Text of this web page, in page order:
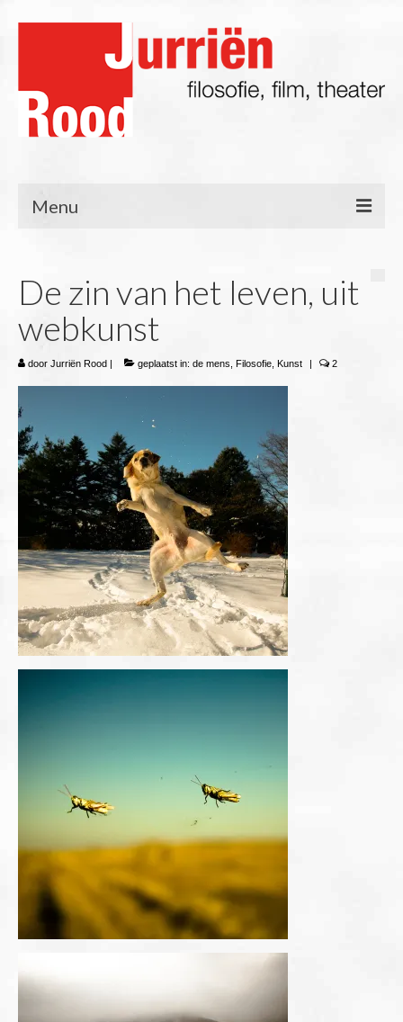
Menu
Blog
Lezingen/Presentaties
Film & TV
Overige publicaties
English
Contact
Cookiebeleid (EU)
De zin van het leven, uit
webkunst
door Jurriën Rood | geplaatst in: de mens Filosofie Kunst | 2